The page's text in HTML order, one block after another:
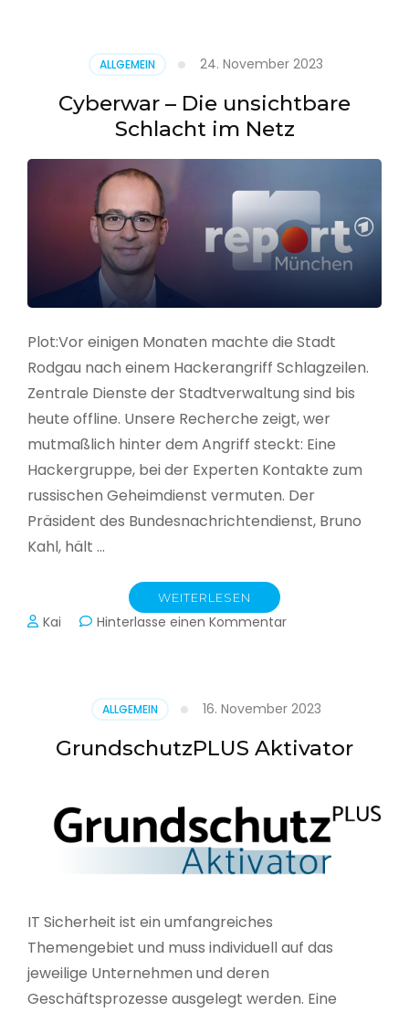
ALLGEMEIN 24. November 2023
Cyberwar – Die unsichtbare
Schlacht im Netz
Plot:Vor einigen Monaten machte die Stadt
Rodgau nach einem Hackerangriff Schlagzeilen.
Zentrale Dienste der Stadtverwaltung sind bis
heute offline. Unsere Recherche zeigt, wer
mutmaßlich hinter dem Angriff steckt: Eine
Hackergruppe, bei der Experten Kontakte zum
russischen Geheimdienst vermuten. Der
Präsident des Bundesnachrichtendienst, Bruno
Kahl, hält …
WEITERLESEN
Kai Hinterlasse einen Kommentarzu
Schlacht
im
Netz
ALLGEMEIN 16. November 2023
GrundschutzPLUS Aktivator
IT Sicherheit ist ein umfangreiches
Themengebiet und muss individuell auf das
jeweilige Unternehmen und deren
Geschäftsprozesse ausgelegt werden. Eine